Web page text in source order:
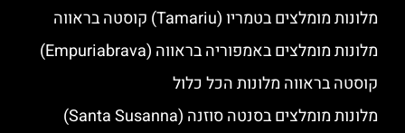
מלונות מומלצים בטמריו (Tamariu) קוסטה בראווה
מלונות מומלצים באמפוריה בראווה (Empuriabrava)
קוסטה בראווה מלונות הכל כלול
מלונות מומלצים בסנטה סוזנה (Santa Susanna)